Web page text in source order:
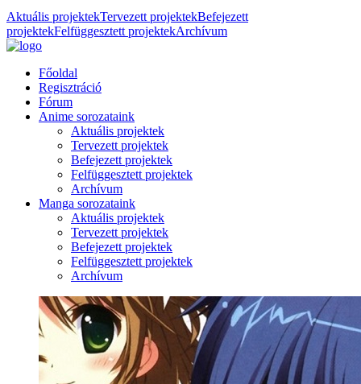
Aktuális projektekTervezett projektekBefejezett
projektekFelfüggesztett projektekArchívum
Főoldal
Regisztráció
Fórum
Anime sorozataink
Aktuális projektek
Tervezett projektek
Befejezett projektek
Felfüggesztett projektek
Archívum
Manga sorozataink
Aktuális projektek
Tervezett projektek
Befejezett projektek
Felfüggesztett projektek
Archívum